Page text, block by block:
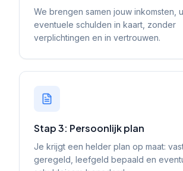
We brengen samen jouw inkomsten,
eventuele schulden in kaart, zonder
verplichtingen en in vertrouwen.
Stap 3: Persoonlijk plan
Je krijgt een helder plan op maat:
geregeld, leefgeld bepaald en